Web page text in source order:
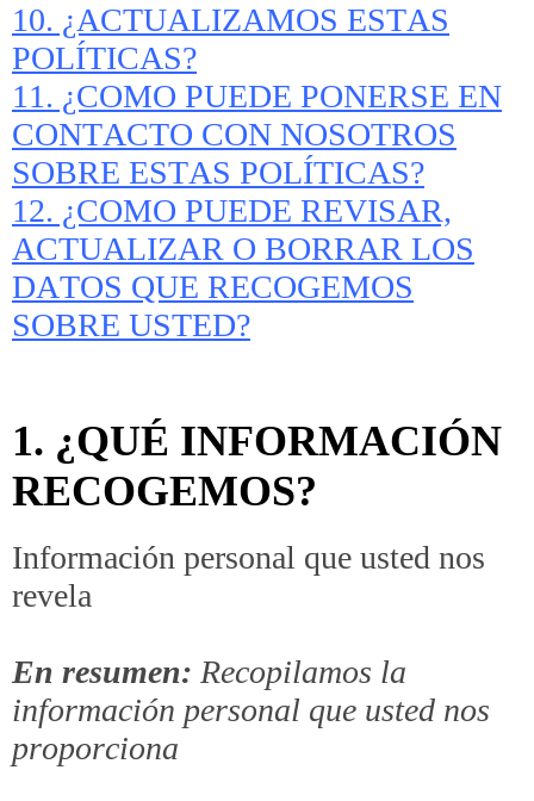
10. ¿ACTUALIZAMOS ESTAS
POLÍTICAS?
11. ¿COMO PUEDE PONERSE EN
CONTACTO CON NOSOTROS
SOBRE ESTAS POLÍTICAS?
12. ¿COMO PUEDE REVISAR,
ACTUALIZAR O BORRAR LOS
DATOS QUE RECOGEMOS
SOBRE USTED?
1. ¿QUÉ INFORMACIÓN
RECOGEMOS?
Información personal que usted nos
revela
En resumen: Recopilamos la
información personal que usted nos
proporciona